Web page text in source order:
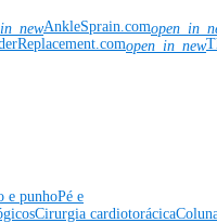
AnkleSprain.com
open_in_new
e punhoPé e
Cirurgia cardiotorácica